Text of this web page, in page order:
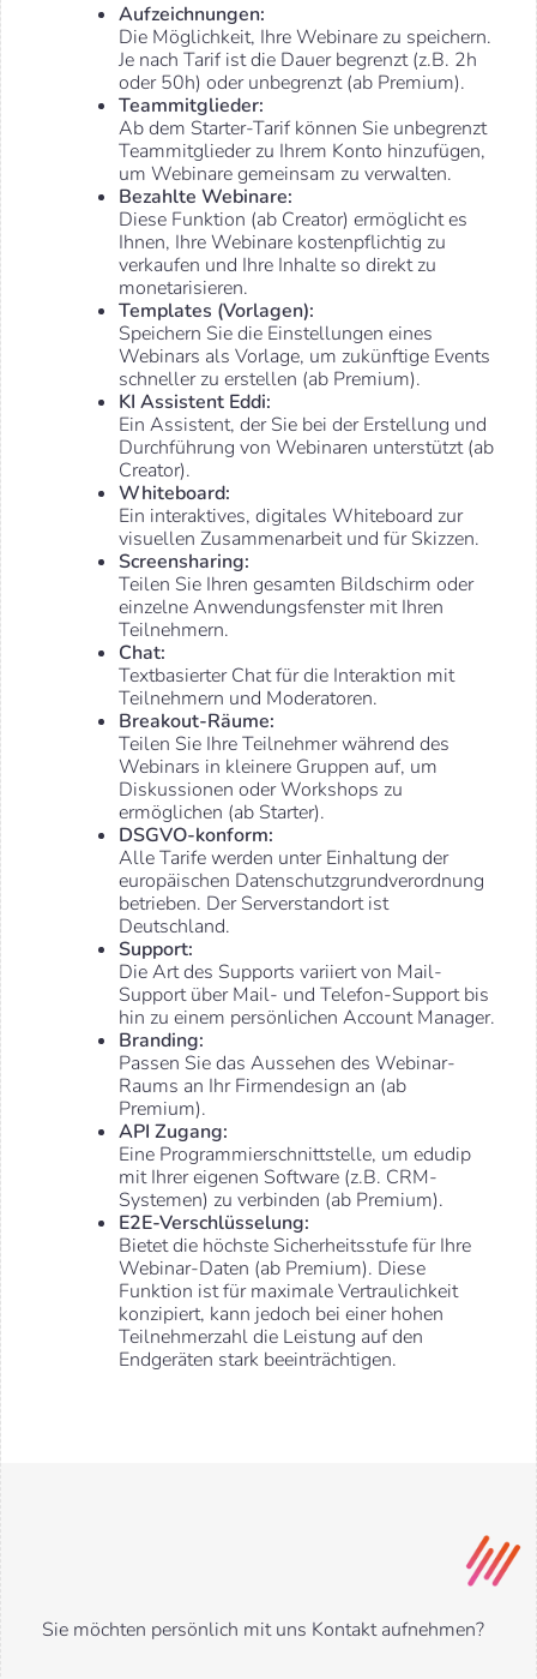
Aufzeichnungen:
Die Möglichkeit, Ihre Webinare zu speichern.
Je nach Tarif ist die Dauer begrenzt (z.B. 2h
oder 50h) oder unbegrenzt (ab Premium).
Teammitglieder:
Ab dem Starter-Tarif können Sie unbegrenzt
Teammitglieder zu Ihrem Konto hinzufügen,
um Webinare gemeinsam zu verwalten.
Bezahlte Webinare:
Diese Funktion (ab Creator) ermöglicht es
Ihnen, Ihre Webinare kostenpflichtig zu
verkaufen und Ihre Inhalte so direkt zu
monetarisieren.
Templates (Vorlagen):
Speichern Sie die Einstellungen eines
Webinars als Vorlage, um zukünftige Events
schneller zu erstellen (ab Premium).
KI Assistent Eddi:
Ein Assistent, der Sie bei der Erstellung und
Durchführung von Webinaren unterstützt (ab
Creator).
Whiteboard:
Ein interaktives, digitales Whiteboard zur
visuellen Zusammenarbeit und für Skizzen.
Screensharing:
Teilen Sie Ihren gesamten Bildschirm oder
einzelne Anwendungsfenster mit Ihren
Teilnehmern.
Chat:
Textbasierter Chat für die Interaktion mit
Teilnehmern und Moderatoren.
Breakout-Räume:
Teilen Sie Ihre Teilnehmer während des
Webinars in kleinere Gruppen auf, um
Diskussionen oder Workshops zu
ermöglichen (ab Starter).
DSGVO-konform:
Alle Tarife werden unter Einhaltung der
europäischen Datenschutzgrundverordnung
betrieben. Der Serverstandort ist
Deutschland.
Support:
Die Art des Supports variiert von Mail-
Support über Mail- und Telefon-Support bis
hin zu einem persönlichen Account Manager.
Branding:
Passen Sie das Aussehen des Webinar-
Raums an Ihr Firmendesign an (ab
Premium).
API Zugang:
Eine Programmierschnittstelle, um edudip
mit Ihrer eigenen Software (z.B. CRM-
Systemen) zu verbinden (ab Premium).
E2E-Verschlüsselung:
Bietet die höchste Sicherheitsstufe für Ihre
Webinar-Daten (ab Premium). Diese
Funktion ist für maximale Vertraulichkeit
konzipiert, kann jedoch bei einer hohen
Teilnehmerzahl die Leistung auf den
Endgeräten stark beeinträchtigen.
Sie möchten persönlich mit uns Kontakt aufnehmen?